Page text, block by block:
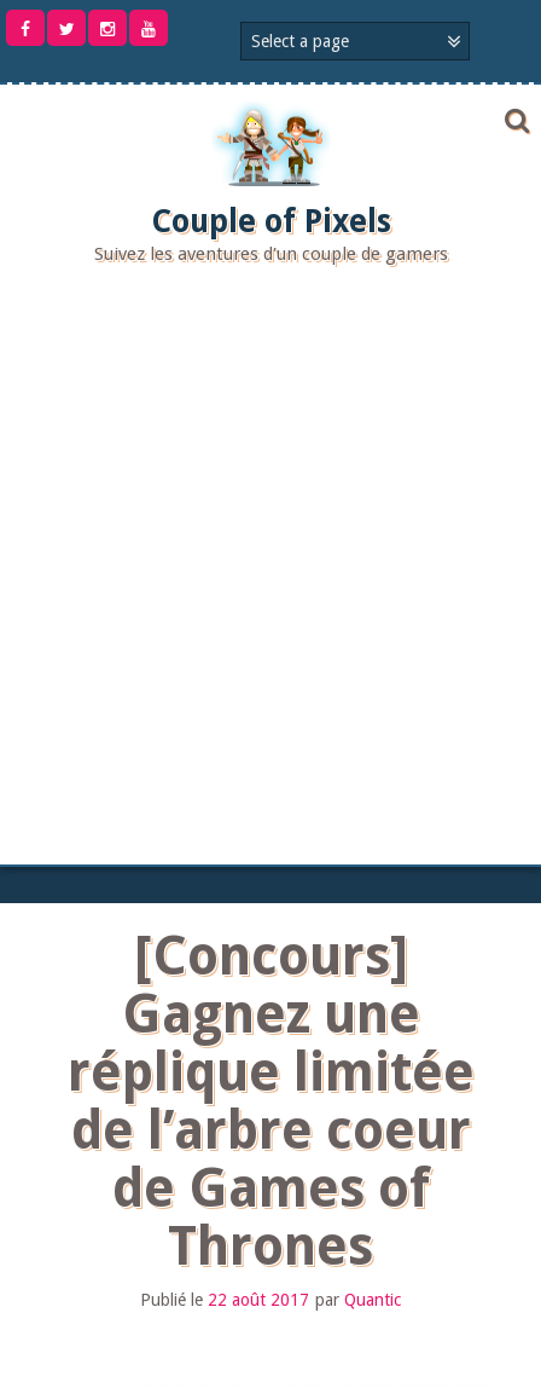
Aller
Couple of Pixels
Suivez les aventures d'un couple de gamers
[Concours]
Gagnez une
réplique limitée
de l’arbre coeur
de Games of
Thrones
Publié le 22 août 2017 par Quantic